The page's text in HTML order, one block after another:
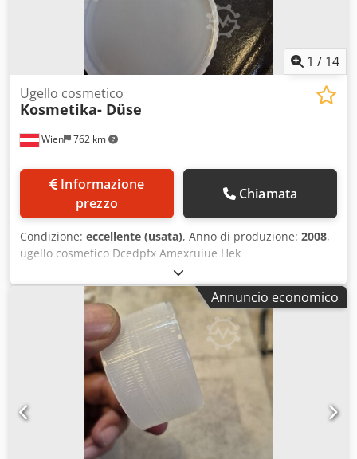
1 / 14
Wien 762 km
Ugello cosmetico
Kosmetika- Düse
prezzo
Chiamata
Condizione: eccellente (usata), Anno di produzione: 2008,
ugello cosmetico Dcedpfx Amexruiue Hek
Annuncio economico